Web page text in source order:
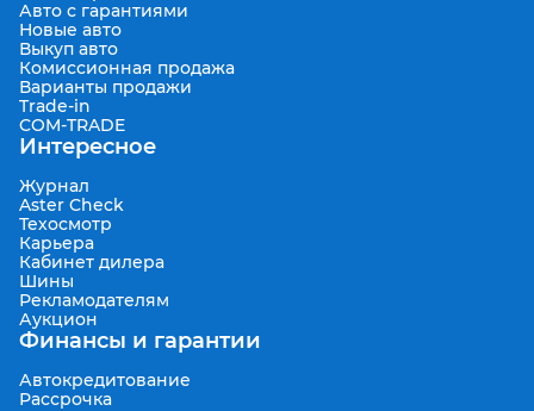
Авто с гарантиями
Новые авто
Выкуп авто
Комиссионная продажа
Варианты продажи
Trade-in
COM-TRADE
Интересное
Журнал
Aster Check
Техосмотр
Карьера
Кабинет дилера
Шины
Рекламодателям
Аукцион
Финансы и гарантии
Автокредитование
Рассрочка